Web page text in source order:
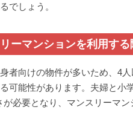
でしょう。
ーマンションを利用する
者向けの物件が多いため、4
可能性があります。夫婦と小
必要となり、マンスリーマ